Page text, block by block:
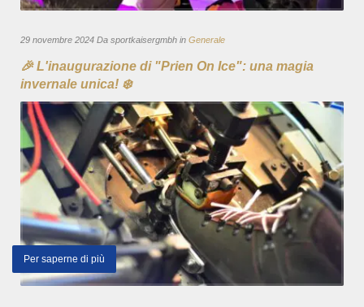
29 novembre 2024 Da sportkaisergmbh in Generale
🎉 L'inaugurazione di "Prien On Ice": una magia
invernale unica! ❄️
Per saperne di più